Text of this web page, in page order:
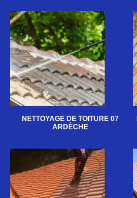
NETTOYAGE DE TOITURE 07
ARDÈCHE